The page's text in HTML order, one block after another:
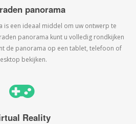
panorama
is een ideaal middel om uw ontwerp te
panorama kunt u volledig rondkijken
de panorama op een tablet, telefoon of
bekijken.
Reality